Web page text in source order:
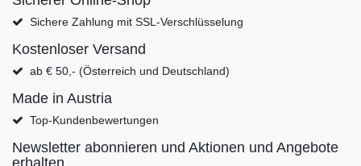
Sichere Zahlung mit SSL-Verschlüsselung
Kostenloser Versand
ab € 50,- (Österreich und Deutschland)
Made in Austria
Top-Kundenbewertungen
Newsletter abonnieren und Aktionen und Angebote